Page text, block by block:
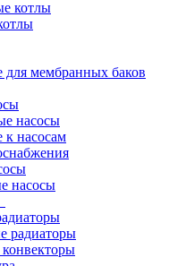
котлы
мембранных баков
насосы
насосам
насосы
радиаторы